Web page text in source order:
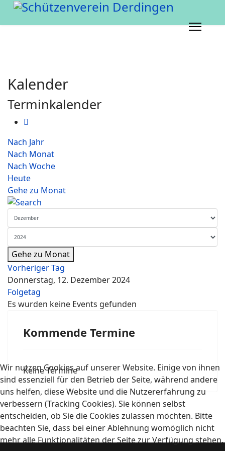
Kalender
Terminkalender
Nach Jahr
Nach Monat
Nach Woche
Heute
Gehe zu Monat
Gehe zu Monat
Vorheriger Tag
Donnerstag, 12. Dezember 2024
Folgetag
Es wurden keine Events gefunden
Kommende Termine
Keine Termine
Wir nutzen Cookies auf unserer Website. Einige von ihnen
sind essenziell für den Betrieb der Seite, während andere
uns helfen, diese Website und die Nutzererfahrung zu
verbessern (Tracking Cookies). Sie können selbst
entscheiden, ob Sie die Cookies zulassen möchten. Bitte
beachten Sie, dass bei einer Ablehnung womöglich nicht
mehr alle Funktionalitäten der Seite zur Verfügung stehen.